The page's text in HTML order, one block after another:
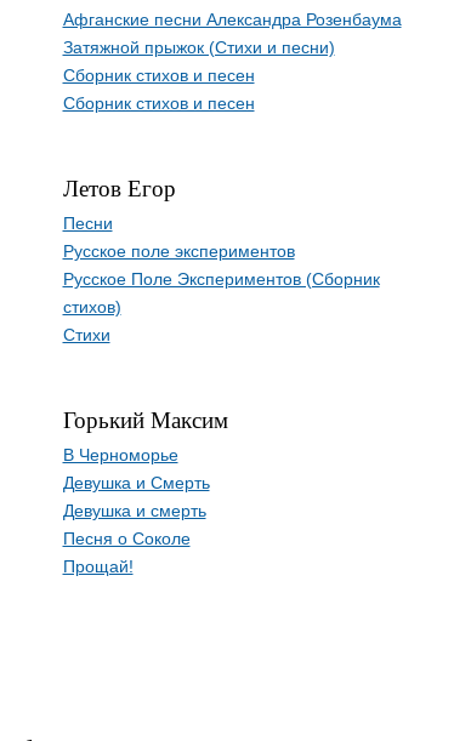
Афганские песни Александра Розенбаума
Затяжной прыжок (Стихи и песни)
Сборник стихов и песен
Сборник стихов и песен
Летов Егор
Песни
Русское поле экспериментов
Русское Поле Экспериментов (Сборник
стихов)
Стихи
Горький Максим
В Черноморье
Девушка и Смерть
Девушка и смерть
Песня о Соколе
Прощай!